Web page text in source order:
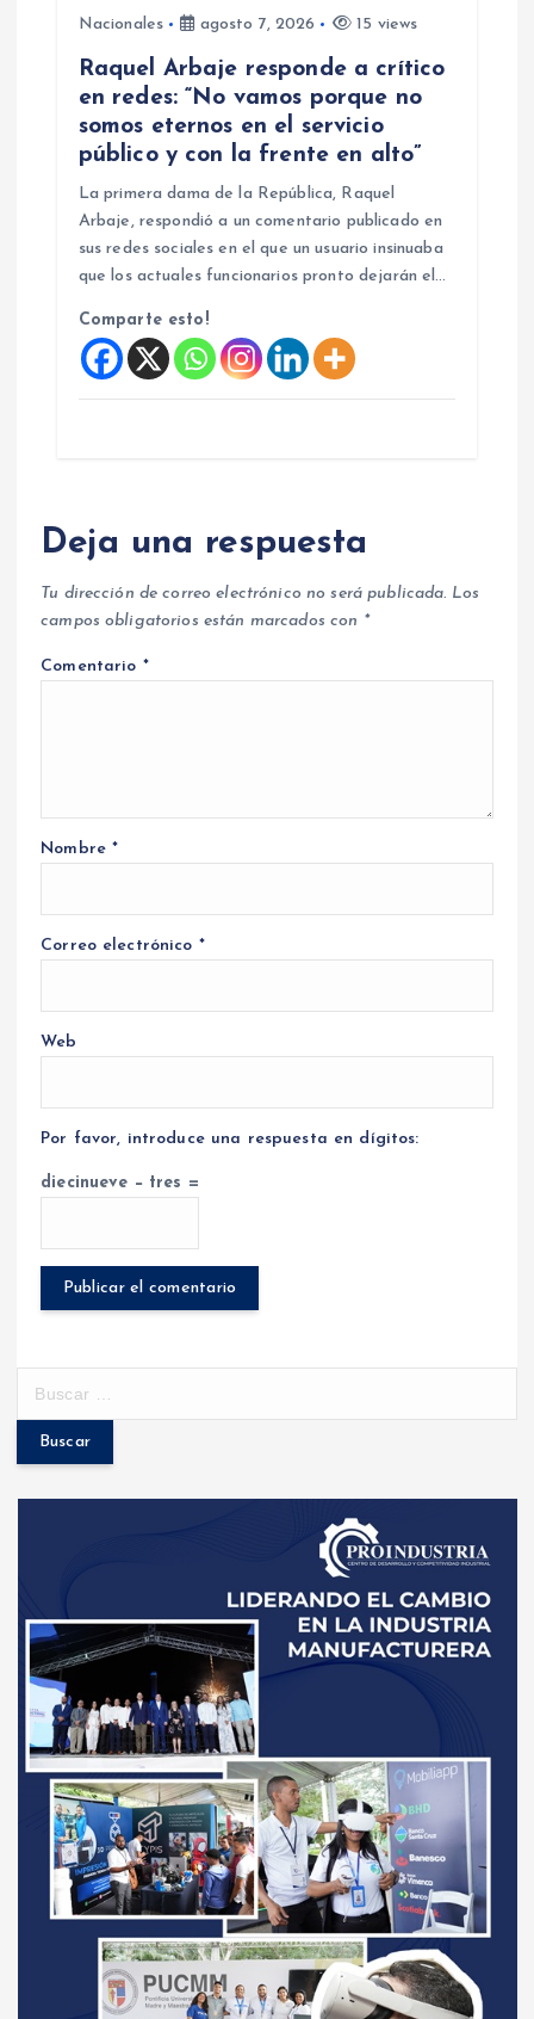
Nacionales agosto 7, 2026 15 views
Raquel Arbaje responde a crítico
en redes: “No vamos porque no
somos eternos en el servicio
público y con la frente en alto”
La primera dama de la República, Raquel
Arbaje, respondió a un comentario publicado en
sus redes sociales en el que un usuario insinuaba
que los actuales funcionarios pronto dejarán el…
Comparte esto!
Deja una respuesta
Tu dirección de correo electrónico no será publicada. Los
campos obligatorios están marcados con *
Comentario *
Nombre*
Correo electrónico *
Web
Por favor, introduce una respuesta en dígitos:
diecinueve − tres =
c